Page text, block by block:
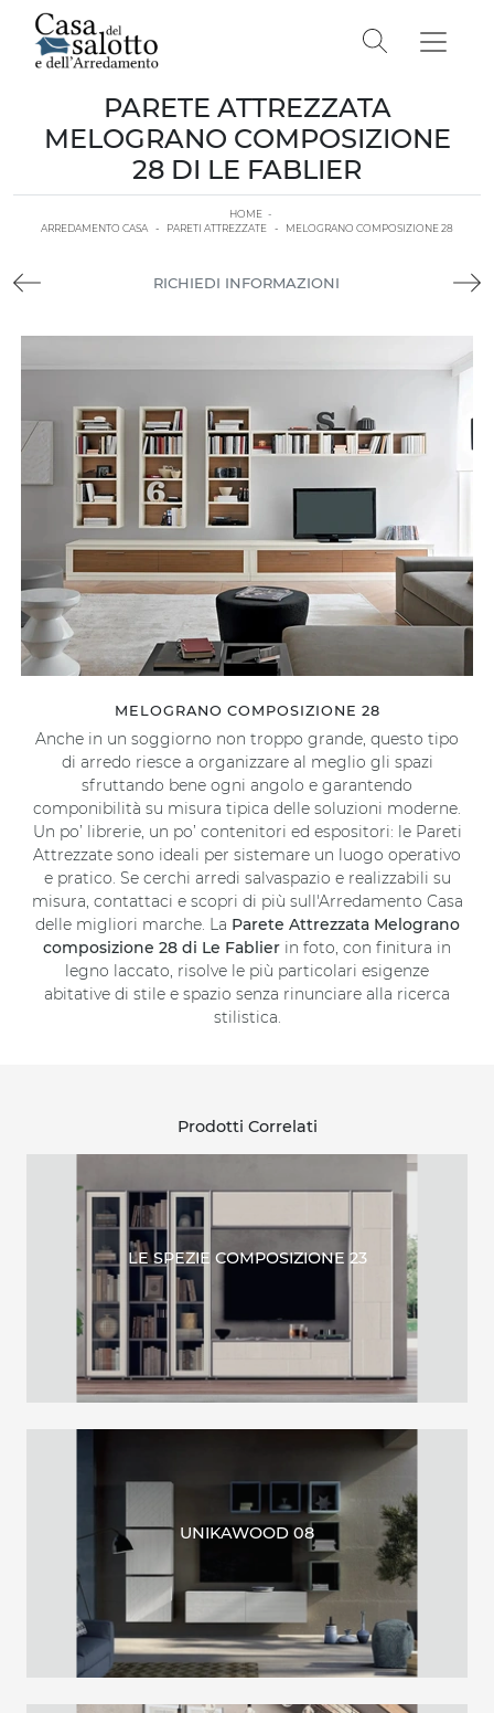
PARETE ATTREZZATA
MELOGRANO COMPOSIZIONE
28 DI LE FABLIER
HOME -
ARREDAMENTO CASA
- PARETI ATTREZZATE - MELOGRANO COMPOSIZIONE 28
RICHIEDI INFORMAZIONI
MELOGRANO COMPOSIZIONE 28
Anche in un soggiorno non troppo grande, questo tipo
di arredo riesce a organizzare al meglio gli spazi
sfruttando bene ogni angolo e garantendo
componibilità su misura tipica delle soluzioni moderne.
Un po’ librerie, un po’ contenitori ed espositori: le Pareti
Attrezzate sono ideali per sistemare un luogo operativo
e pratico. Se cerchi arredi salvaspazio e realizzabili su
misura, contattaci e scopri di più sull'Arredamento Casa
delle migliori marche. La Parete Attrezzata Melograno
composizione 28 di Le Fablier in foto, con finitura in
legno laccato, risolve le più particolari esigenze
abitative di stile e spazio senza rinunciare alla ricerca
stilistica.
Prodotti Correlati
LE SPEZIE COMPOSIZIONE 23
UNIKAWOOD 08